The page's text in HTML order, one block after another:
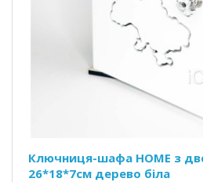
Ключниця-шафа HOME з
26*18*7см дерево біла